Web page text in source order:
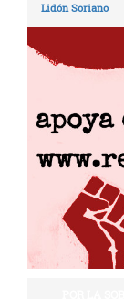
Lidón Soriano